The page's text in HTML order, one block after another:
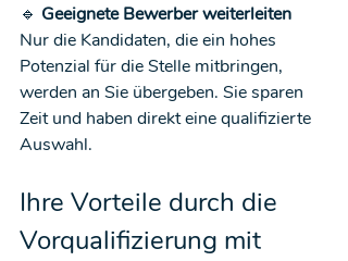
🔹 Geeignete Bewerber weiterleiten
Nur die Kandidaten, die ein hohes
Potenzial für die Stelle mitbringen,
werden an Sie übergeben. Sie sparen
Zeit und haben direkt eine qualifizierte
Auswahl.
Ihre Vorteile durch die
Vorqualifizierung mit